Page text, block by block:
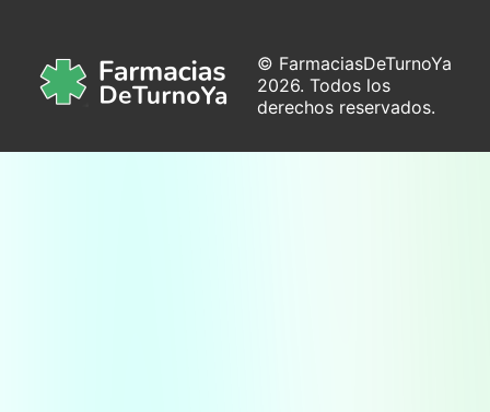
© FarmaciasDeTurnoYa
2026. Todos los
derechos reservados.